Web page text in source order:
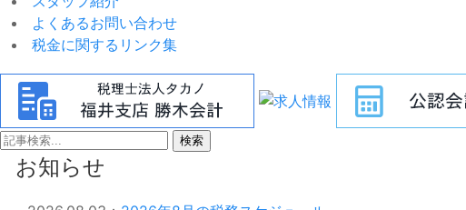
よくあるお問い合わせ
税金に関するリンク集
検索
お知らせ